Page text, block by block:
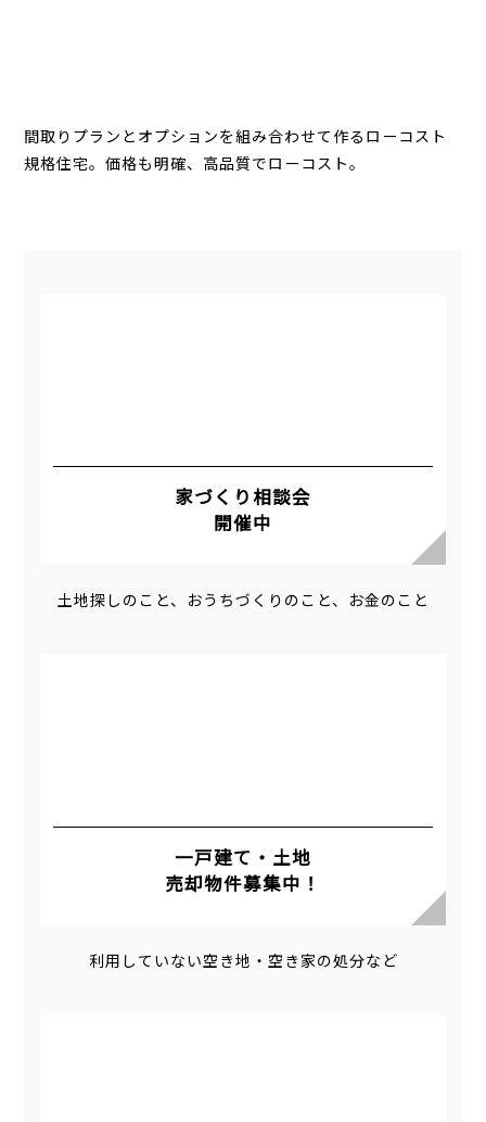
間取りプランとオプションを組み合わせて作るローコスト
規格住宅。価格も明確、高品質でローコスト。
家づくり相談会
開催中
土地探しのこと、おうちづくりのこと、お金のこと
一戸建て・土地
売却物件募集中！
利用していない空き地・空き家の処分など